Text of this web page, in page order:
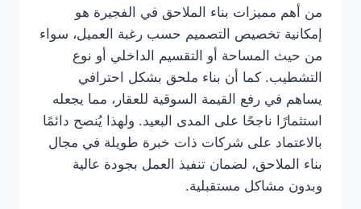
من أهم مميزات بناء الملاحق في الفجيرة هو
إمكانية تخصيص التصميم حسب رغبة العميل، سواء
من حيث المساحة أو التقسيم الداخلي أو نوع
التشطيب. كما أن بناء ملحق بشكل احترافي
يساهم في رفع القيمة السوقية للعقار، مما يجعله
استثمارًا ناجحًا على المدى البعيد. ولهذا يُنصح دائمًا
بالاعتماد على شركات ذات خبرة طويلة في مجال
بناء الملاحق، لضمان تنفيذ العمل بجودة عالية
وبدون مشاكل مستقبلية.